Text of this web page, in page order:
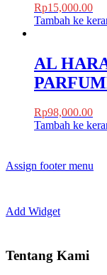
Rp15,000.00
Tambah ke
AL
Rp98,000.00
Tambah ke
Assign footer menu
Add Widget
Tentang Kami